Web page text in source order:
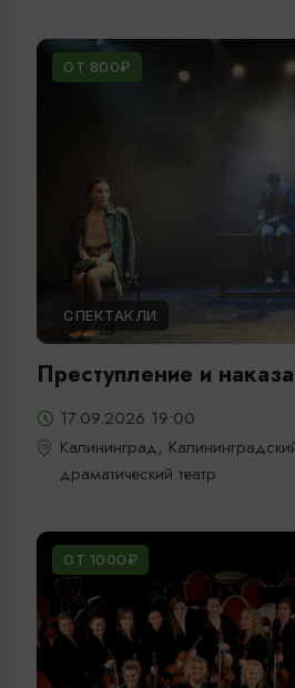
ОТ 800₽
СПЕКТАКЛИ
Преступление и
17.09.2026 19:00
Калининград,
драматический театр
ОТ 1000₽